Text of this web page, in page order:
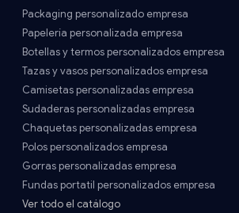
Packaging personalizado empresa
Papelería personalizada empresa
Botellas y termos personalizados empresa
Tazas y vasos personalizados empresa
Camisetas personalizadas empresa
Sudaderas personalizadas empresa
Chaquetas personalizadas empresa
Polos personalizados empresa
Gorras personalizadas empresa
Fundas portatil personalizados empresa
Ver todo el catálogo